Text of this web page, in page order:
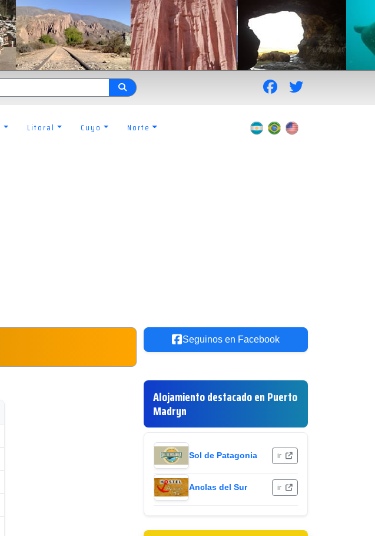
Litoral Cuyo Norte
Seguinos en Facebook
Alojamiento destacado en Puerto
Madryn
Sol de Patagonia ir
Anclas del Sur ir